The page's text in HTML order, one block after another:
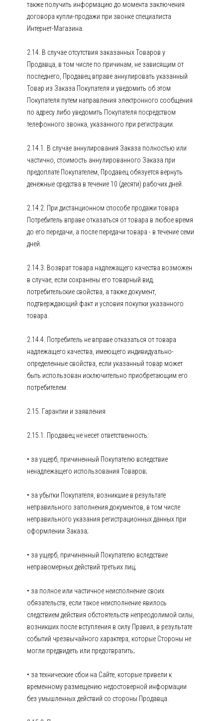
также получить информацию до момента заключения
договора купли-продажи при звонке специалиста
Интернет-Магазина.
2.14. В случае отсутствия заказанных Товаров у
Продавца, в том числе по причинам, не зависящим от
последнего, Продавец вправе аннулировать указанный
Товар из Заказа Покупателя и уведомить об этом
Покупателя путем направления электронного сообщения
по адресу либо уведомить Покупателя посредством
телефонного звонка, указанного при регистрации.
2.14.1. В случае аннулирования Заказа полностью или
частично, стоимость аннулированного Заказа при
предоплате Покупателем, Продавец обязуется вернуть
денежные средства в течение 10 (десяти) рабочих дней.
2.14.2. При дистанционном способе продажи товара
Потребитель вправе отказаться от товара в любое время
до его передачи, а после передачи товара - в течение семи
дней.
2.14.3. Возврат товара надлежащего качества возможен
в случае, если сохранены его товарный вид,
потребительские свойства, а также документ,
подтверждающий факт и условия покупки указанного
товара.
2.14.4. Потребитель не вправе отказаться от товара
надлежащего качества, имеющего индивидуально-
определенные свойства, если указанный товар может
быть использован исключительно приобретающим его
потребителем.
2.15. Гарантии и заявления
2.15.1. Продавец не несет ответственность:
• за ущерб, причиненный Покупателю вследствие
ненадлежащего использования Товаров;
• за убытки Покупателя, возникшие в результате
неправильного заполнения документов, в том числе
неправильного указания регистрационных данных при
оформлении Заказа;
• за ущерб, причиненный Покупателю вследствие
неправомерных действий третьих лиц;
• за полное или частичное неисполнение своих
обязательств, если такое неисполнение явилось
следствием действия обстоятельств непреодолимой силы,
возникших после вступления в силу Правил, в результате
событий чрезвычайного характера, которые Стороны не
могли предвидеть или предотвратить;
• за технические сбои на Сайте, которые привели к
временному размещению недостоверной информации
без умышленных действий со стороны Продавца.